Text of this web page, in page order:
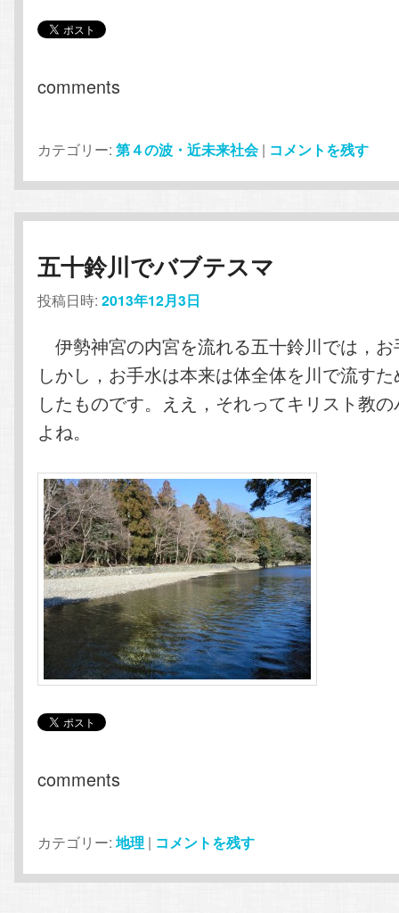
comments
カテゴリー: 第４の波・近未来社会 | コメントを残す
五十鈴川でバブテスマ
投稿日時:2013年12月3日
伊勢神宮の内宮を流れる五十鈴川では，
しかし，お手水は本来は体全体を川で流す
したものです。ええ，それってキリスト教
よね。
comments
カテゴリー: 地理 | コメントを残す